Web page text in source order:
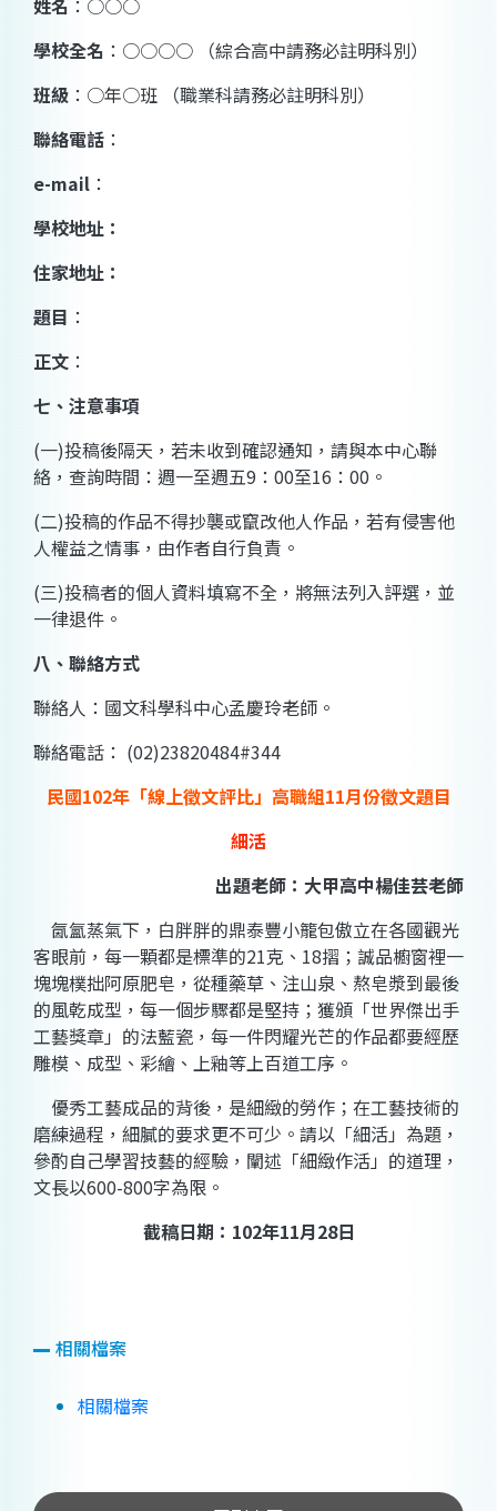
姓名 ：○○○
學校全名 ：○○○○ （綜合高中請務必註明科別）
班級 ：○年○班 （職業科請務必註明科別）
聯絡電話 ：
e-mail ：
學校地址：
住家地址：
題目 ：
正文 ：
七、注意事項
(一)投稿後隔天，若未收到確認通知，請與本中心聯
絡，查詢時間：週一至週五9：00至16：00。
(二)投稿的作品不得抄襲或竄改他人作品，若有侵害他
人權益之情事，由作者自行負責。
(三)投稿者的個人資料填寫不全，將無法列入評選，並
一律退件。
八、聯絡方式
聯絡人：國文科學科中心孟慶玲老師。
聯絡電話： (02)23820484#344
民國102年「線上徵文評比」高職組11月份徵文題目
細活
出題老師： 大甲高中楊佳芸老師
氤氳蒸氣下，白胖胖的鼎泰豐小籠包傲立在各國觀光
客眼前，每一顆都是標準的21克、18摺；誠品櫥窗裡一
塊塊樸拙阿原肥皂，從種藥草、注山泉、熬皂漿到最後
的風乾成型，每一個步驟都是堅持；獲頒「世界傑出手
工藝獎章」的法藍瓷，每一件閃耀光芒的作品都要經歷
雕模、成型、彩繪、上釉等上百道工序。
優秀工藝成品的背後，是細緻的勞作；在工藝技術的
磨練過程，細膩的要求更不可少。請以「細活」為題，
參酌自己學習技藝的經驗，闡述「細緻作活」的道理，
文長以600-800字為限。
截稿日期： 102年11月28日
相關檔案
相關檔案